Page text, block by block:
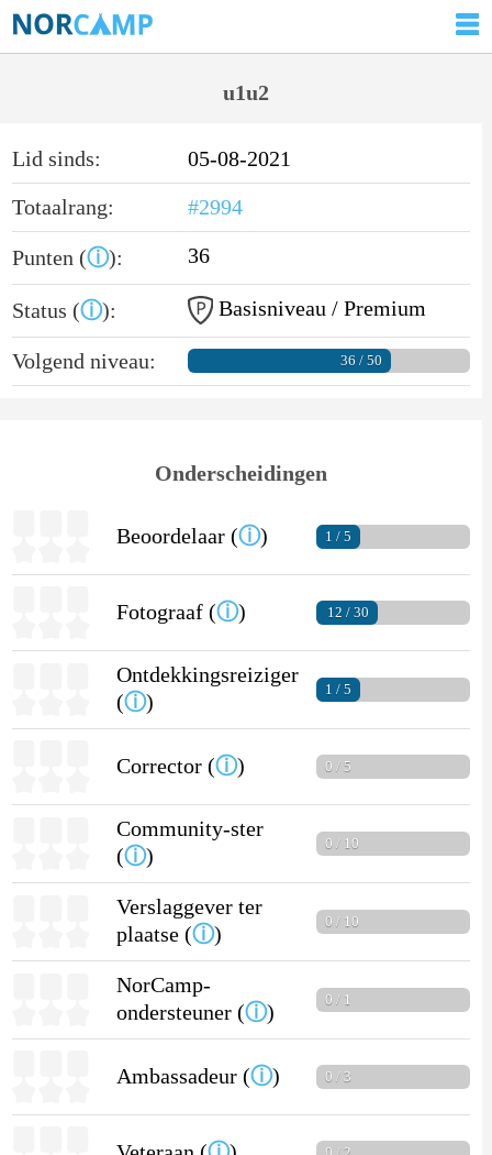
u1u2
Lid sinds:
05-08-2021
Totaalrang:
#2994
Punten (ⓘ): 36
Status (ⓘ): Basisniveau / Premium
Volgend niveau: 36 / 50
Onderscheidingen
Beoordelaar (ⓘ) 1 / 5
Fotograaf (ⓘ) 12 / 30
Ontdekkingsreiziger
(ⓘ)
1 / 5
Corrector (ⓘ) 0 / 5
Community-ster
(ⓘ)
0 / 10
Verslaggever ter
plaatse (ⓘ)
0 / 10
NorCamp-
ondersteuner (ⓘ)
0 / 1
Ambassadeur (ⓘ) 0 / 3